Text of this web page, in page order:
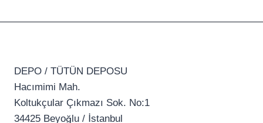
DEPO / TÜTÜN DEPOSU
Hacımimi Mah.
Koltukçular Çıkmazı Sok. No:1
34425 Beyoğlu / İstanbul